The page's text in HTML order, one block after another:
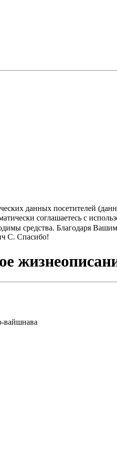
данных посетителей
соглашаетесь с
средства. Благодаря
С. Спасибо!
вайшнава